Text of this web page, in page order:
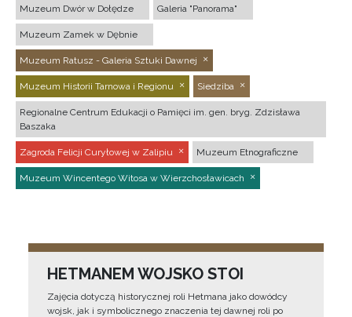
Muzeum Dwór w Dołędze Galeria "Panorama"
Muzeum Zamek w Dębnie
Muzeum Ratusz - Galeria Sztuki Dawnej
Muzeum Historii Tarnowa i Regionu Siedziba
Regionalne Centrum Edukacji o Pamięci im. gen. bryg. Zdzisława
Baszaka
Zagroda Felicji Curyłowej w Zalipiu Muzeum Etnograficzne
Muzeum Wincentego Witosa w Wierzchosławicach
HETMANEM WOJSKO STOI
Zajęcia dotyczą historycznej roli Hetmana jako dowódcy
wojsk, jak i symbolicznego znaczenia tej dawnej roli po